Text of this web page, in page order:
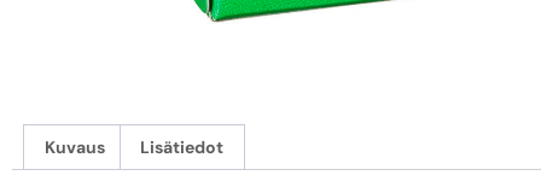
Kuvaus Lisätiedot